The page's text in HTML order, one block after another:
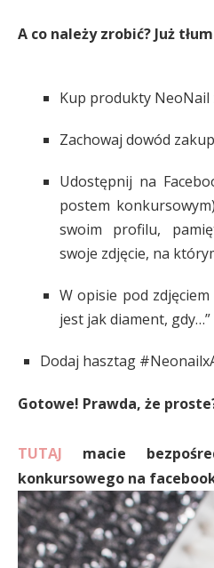
A co należy zrobić? Już
Kup produkty NeoNail
Zachowaj dowód
Udostępnij na
postem
swoim profilu,
swoje zdjęcie, na
W opisie pod
jest jak diament, gdy…”
Dodaj hasztag
Gotowe! Prawda, że
TUTAJ
macie
konkursowego na